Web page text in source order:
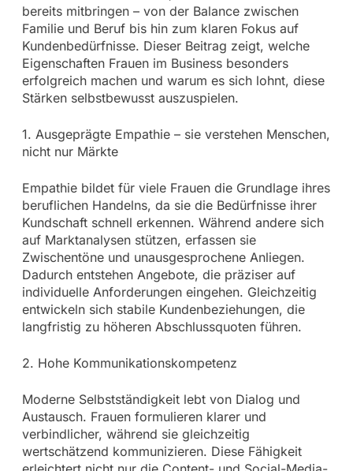
bereits mitbringen – von der Balance zwischen
Familie und Beruf bis hin zum klaren Fokus auf
Kundenbedürfnisse. Dieser Beitrag zeigt, welche
Eigenschaften Frauen im Business besonders
erfolgreich machen und warum es sich lohnt, diese
Stärken selbstbewusst auszuspielen.
1. Ausgeprägte Empathie – sie verstehen Menschen,
nicht nur Märkte
Empathie bildet für viele Frauen die Grundlage ihres
beruflichen Handelns, da sie die Bedürfnisse ihrer
Kundschaft schnell erkennen. Während andere sich
auf Marktanalysen stützen, erfassen sie
Zwischentöne und unausgesprochene Anliegen.
Dadurch entstehen Angebote, die präziser auf
individuelle Anforderungen eingehen. Gleichzeitig
entwickeln sich stabile Kundenbeziehungen, die
langfristig zu höheren Abschlussquoten führen.
2. Hohe Kommunikationskompetenz
Moderne Selbstständigkeit lebt von Dialog und
Austausch. Frauen formulieren klarer und
verbindlicher, während sie gleichzeitig
wertschätzend kommunizieren. Diese Fähigkeit